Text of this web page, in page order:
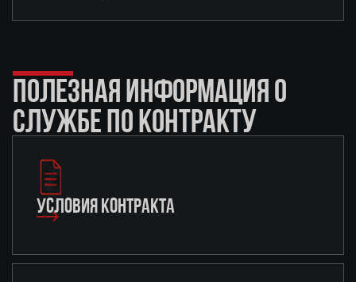
ПОЛЕЗНАЯ ИНФОРМАЦИЯ О
СЛУЖБЕ ПО КОНТРАКТУ
УСЛОВИЯ КОНТРАКТА